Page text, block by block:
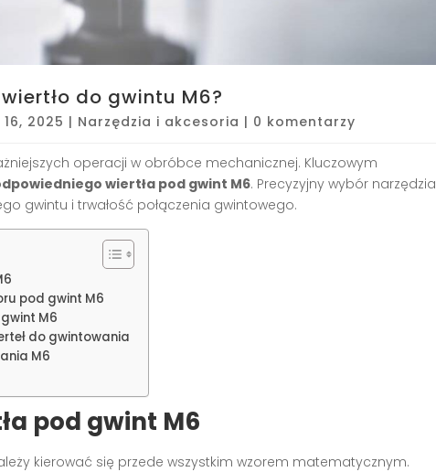
do gwintu M6?
2025 | Narzędzia i akcesoria | 0 komentarzy
operacji w obróbce mechanicznej. Kluczowym
wiertła pod gwint M6. Precyzyjny wybór narzędzia
gwintu i trwałość połączenia gwintowego.
pod gwint M6
M6
do gwintowania
M6
pod gwint M6
kierować się przede wszystkim wzorem matematycznym.